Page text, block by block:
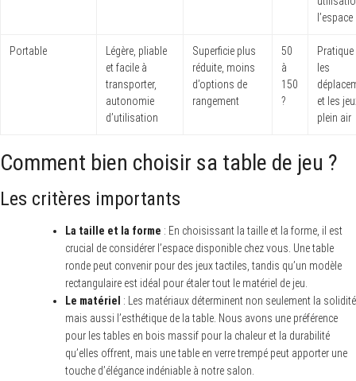
l’espace
Portable
Légère, pliable
et facile à
transporter,
autonomie
d’utilisation
Superficie plus
réduite, moins
d’options de
rangement
50
à
150
?
les
et les
plein air
Comment bien choisir sa table de jeu ?
Les critères importants
La taille et la forme : En choisissant la taille et la forme, il est
crucial de considérer l’espace disponible chez vous. Une table
ronde peut convenir pour des jeux tactiles, tandis qu’un modèle
rectangulaire est idéal pour étaler tout le matériel de jeu.
Le matériel : Les matériaux déterminent non seulement la solidité
mais aussi l’esthétique de la table. Nous avons une préférence
pour les tables en bois massif pour la chaleur et la durabilité
qu’elles offrent, mais une table en verre trempé peut apporter une
touche d’élégance indéniable à notre salon.